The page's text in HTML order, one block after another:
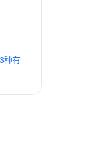
种有